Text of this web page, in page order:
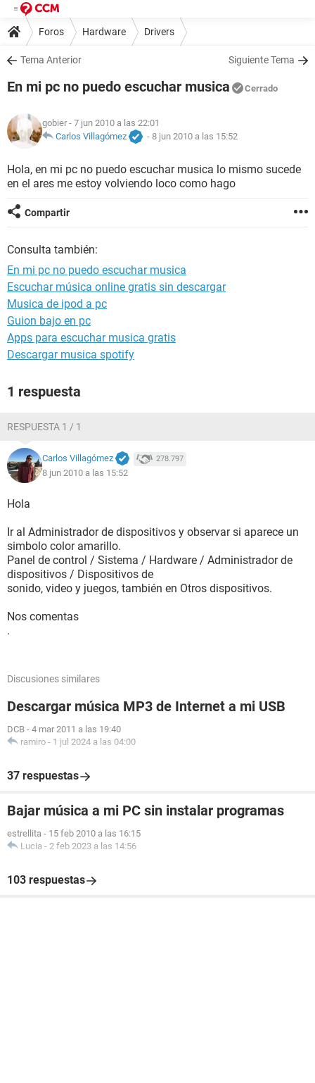
Foros Hardware Drivers
Tema Anterior Siguiente Tema
En mi pc no puedo escuchar musica Cerrado
gobier - 7 jun 2010 a las 22:01
Carlos Villagómez
- 8 jun 2010 a las 15:52
Hola, en mi pc no puedo escuchar musica lo mismo sucede
en el ares me estoy volviendo loco como hago
Compartir
Consulta también:
En mi pc no puedo escuchar musica
Escuchar música online gratis sin descargar
Musica de ipod a pc
Guion bajo en pc
Apps para escuchar musica gratis
Descargar musica spotify
1 respuesta
RESPUESTA 1 / 1
Carlos Villagómez 278.797
8 jun 2010 a las 15:52
Hola
Ir al Administrador de dispositivos y observar si aparece un
simbolo color amarillo.
Panel de control / Sistema / Hardware / Administrador de
dispositivos / Dispositivos de
sonido, video y juegos, también en Otros dispositivos.
Nos comentas
.
Discusiones similares
Descargar música MP3 de Internet a mi USB
DCB - 4 mar 2011 a las 19:40
ramiro - 1 jul 2024 a las 04:00
37 respuestas
Bajar música a mi PC sin instalar programas
estrellita - 15 feb 2010 a las 16:15
Lucia - 2 feb 2023 a las 14:56
103 respuestas